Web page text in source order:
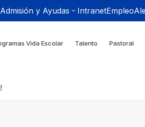
Admisión y Ayudas IntranetEmpleo
Vida Escolar Talento Pastoral